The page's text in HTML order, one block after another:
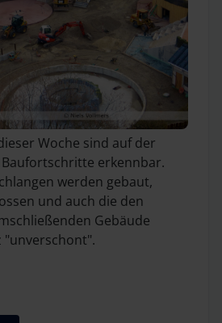
Woche sind auf der
erkennbar.
werden gebaut,
und auch die den
Gebäude
"unverschont".